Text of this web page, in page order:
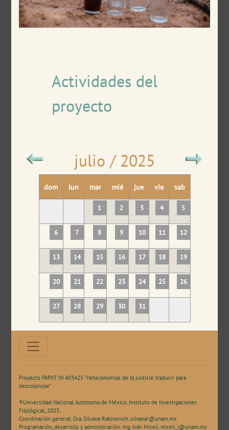
Actividades del
proyecto
julio / 2025
dom lun mar mié jue vie sab
1 2 3 4 5
6 7 8 9 10 11 12
13 14 15 16 17 18 19
20 21 22 23 24 25 26
27 28 29 30 31
Proyecto PAPIIT IN 403425 "Heteronomías de la justicia: traducir para
descolonizar"
®Universidad Nacional Autónoma de México. Instituto de Investigaciones
Filológicas, 2023.
Coordinación general: Dra. Silvana Rabinovich.silvanar@unam.mx
Programación, desarrollo y administración: Ing. Iván Miceli.miceli_i@unam.mx